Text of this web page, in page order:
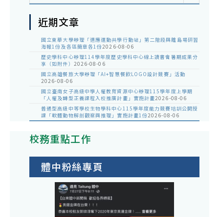
近期文章
國立東華大學辦理「適應運動共學行動站」第二階段與離島場研習
海報1份及各區簡章各1份2026-08-06
歷史學科中心辦理114學年度歷史學科中心線上讀書會暑期成果分
享（如附件） 2026-08-06
國立高雄餐旅大學辦理「AI+智慧餐飲LOGO設計競賽」活動
2026-08-06
國立臺南女子高級中學人權教育資源中心辦理115學年度上學期
「人權及轉型正義課程入校推廣計畫」實施計畫2026-08-06
普通型高級中等學校生物學科中心115學年度能力競賽培訓公開授
課「軟體動物解剖觀察與推理」實施計畫1份2026-08-06
校務重點工作
體中粉絲專頁